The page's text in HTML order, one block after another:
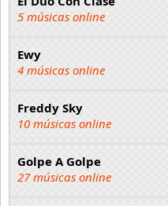
5 músicas online
Ewy
4 músicas online
Freddy Sky
10 músicas online
Golpe A Golpe
27 músicas online